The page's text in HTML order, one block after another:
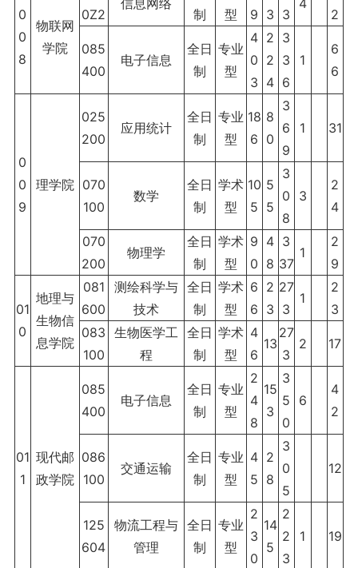
0
0
8
物联网
学院
0Z2
信息网络
制
型
9 3 3
4
2
085
400
电子信息
全日
制
专业
型
4
0
3
2
2
4
3
3
6
1
6
6
0
0
9
理学院
025
200
应用统计
全日
制
专业
型
18
6
8
0
3
6
9
1 31
070
100
数学
全日
制
学术
型
10
5
5
5
3
0
8
3
2
4
070
200
物理学
全日
制
学术
型
9
0
4
8
3
37
1
2
9
01
0
地理与
生物信
息学院
081
600
测绘科学与
技术
全日
制
学术
型
6
6
2
3
27
3
1
2
3
083
100
生物医学工
程
全日
制
学术
型
4
6
13
27
3
2 17
01
1
现代邮
政学院
085
400
电子信息
全日
制
专业
型
2
4
8
15
3
3
5
0
6
4
2
086
100
交通运输
全日
制
专业
型
4
5
2
8
3
0
5
12
125
604
物流工程与
管理
全日
制
专业
型
2
3
0
14
5
2
2
3
1 19